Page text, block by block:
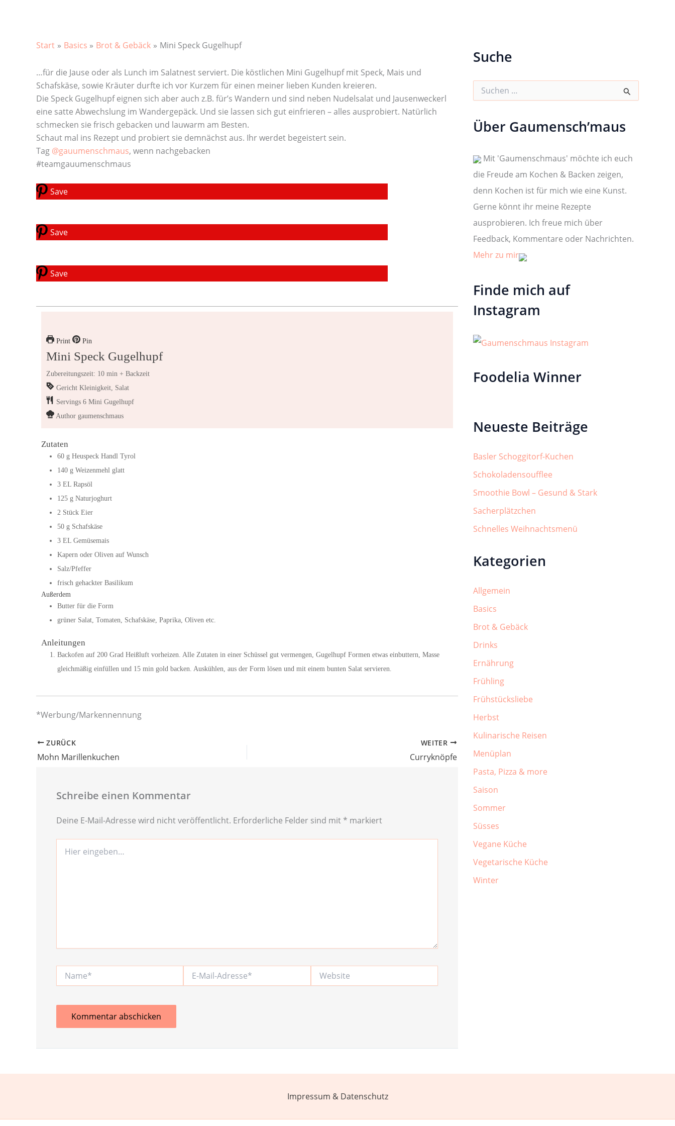
Start Basics Brot & Gebäck Mini Speck Gugelhupf
…für die Jause oder als Lunch im Salatnest serviert. Die köstlichen Mini Gugelhupf mit Speck, Mais und
Schafskäse, sowie Kräuter durfte ich vor Kurzem für einen meiner lieben Kunden kreieren.
Die Speck Gugelhupf eignen sich aber auch z.B. für’s Wandern und sind neben Nudelsalat und Jausenweckerl
eine satte Abwechslung im Wandergepäck. Und sie lassen sich gut einfrieren – alles ausprobiert. Natürlich
schmecken sie frisch gebacken und lauwarm am Besten.
Schaut mal ins Rezept und probiert sie demnächst aus. Ihr werdet begeistert sein.
Tag @gauumenschmaus, wenn nachgebacken
#teamgauumenschmaus
Save
Save
Save
Print Pin
Mini Speck Gugelhupf
Zubereitungszeit: 10 min + Backzeit
Gericht Kleinigkeit, Salat
Servings 6 Mini Gugelhupf
Author gaumenschmaus
Zutaten
60 g Heuspeck Handl Tyrol
140 g Weizenmehl glatt
3 EL Rapsöl
125 g Naturjoghurt
2 Stück Eier
50 g Schafskäse
3 EL Gemüsemais
Kapern oder Oliven auf Wunsch
Salz/Pfeffer
frisch gehackter Basilikum
Außerdem
Butter für die Form
grüner Salat, Tomaten, Schafskäse, Paprika, Oliven etc.
Anleitungen
Backofen auf 200 Grad Heißluft vorheizen. Alle Zutaten in einer Schüssel gut vermengen, Gugelhupf Formen etwas einbuttern, Masse
gleichmäßig einfüllen und 15 min gold backen. Auskühlen, aus der Form lösen und mit einem bunten Salat servieren.
*Werbung/Markennennung
ZURÜCK
Mohn Marillenkuchen
WEITER
Curryknöpfe
Schreibe einen Kommentar
Deine E-Mail-Adresse wird nicht veröffentlicht. Erforderliche Felder sind mit * markiert
eingeben…
Mail-
Website
Suche
e
a
c
h
Über Gaumensch’maus
Mit 'Gaumenschmaus' möchte ich euch
die Freude am Kochen & Backen zeigen,
denn Kochen ist für mich wie eine Kunst.
Gerne könnt ihr meine Rezepte
ausprobieren. Ich freue mich über
Feedback, Kommentare oder Nachrichten.
Mehr zu mir
Finde mich auf
Instagram
Foodelia Winner
Neueste Beiträge
Basler Schoggitorf-Kuchen
Schokoladensoufflee
Smoothie Bowl – Gesund & Stark
Sacherplätzchen
Schnelles Weihnachtsmenü
Kategorien
Allgemein
Basics
Brot & Gebäck
Drinks
Ernährung
Frühling
Frühstücksliebe
Herbst
Kulinarische Reisen
Menüplan
Pasta, Pizza & more
Saison
Sommer
Süsses
Vegane Küche
Vegetarische Küche
Winter
Impressum & Datenschutz